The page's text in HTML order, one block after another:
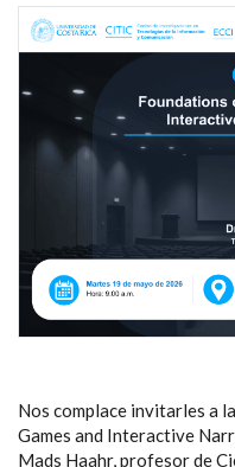
Nos complace invitarles a
Games and Interactive
Mads Haahr, profesor de